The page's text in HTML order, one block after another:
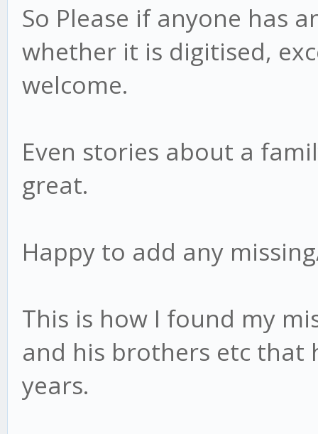
So Please if anyone has
whether it is digitised,
welcome.
Even stories about a
great.
Happy to add any
This is how I found my
and his brothers etc that
years.